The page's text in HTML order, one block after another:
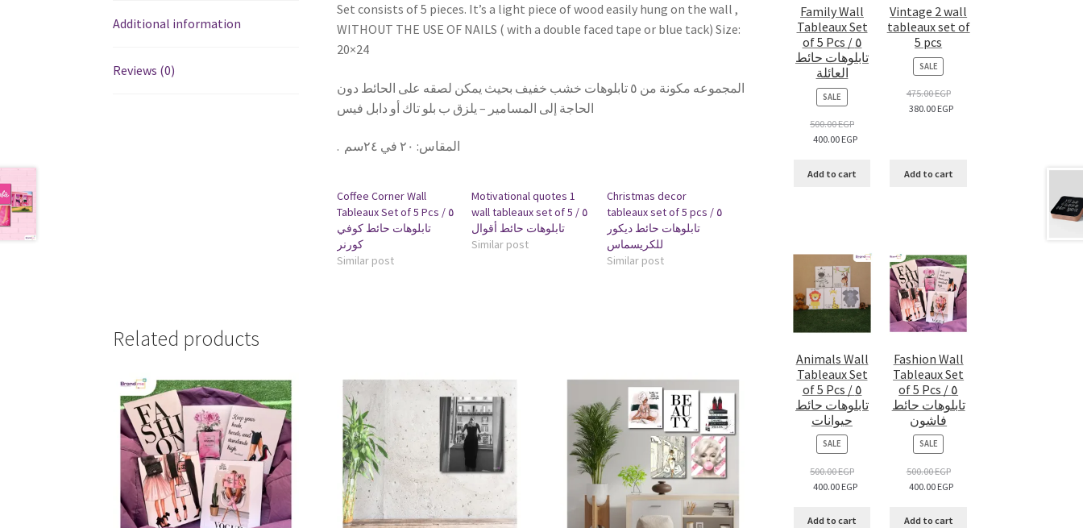
Additional information
Reviews (0)
Set consists of 5 pieces. It’s a light piece of wood easily hung on the wall ,
WITHOUT THE USE OF NAILS ( with a double faced tape or blue tack) Size:
20×24
المجموعه مكونة من ٥ تابلوهات خشب خفيف بحيث يمكن لصقه على الحائط دون
الحاجة إلى المسامير – يلزق ب بلو تاك أو دابل فيس
. المقاس: ٢٠ في ٢٤سم
Coffee Corner Wall
Tableaux Set of 5 Pcs / ٥
تابلوهات حائط كوفي
كورنر
Similar post
Motivational quotes 1
wall tableaux set of 5 / ٥
تابلوهات حائط أقوال
Similar post
Christmas decor
tableaux set of 5 pcs / ٥
تابلوهات حائط ديكور
للكريسماس
Similar post
Related products
Family Wall
Tableaux Set
of 5 Pcs / ٥
تابلوهات حائط
العائلة
SALE
ON
SALE
500.00EGP
400.00 EGP
Add to cart
Vintage 2 wall
tableaux set of
5 pcs
SALEPRODUCT
ON
SALE
475.00EGP
380.00 EGP
Add to cart
Animals Wall
Tableaux Set
of 5 Pcs / ٥
تابلوهات حائط
حيوانات
SALE
ON
SALE
500.00EGP
400.00 EGP
Add to cart
Fashion Wall
Tableaux Set
of 5 Pcs / ٥
تابلوهات حائط
فاشون
SALEPRODUCT
ON
SALE
500.00EGP
400.00 EGP
Add to cart